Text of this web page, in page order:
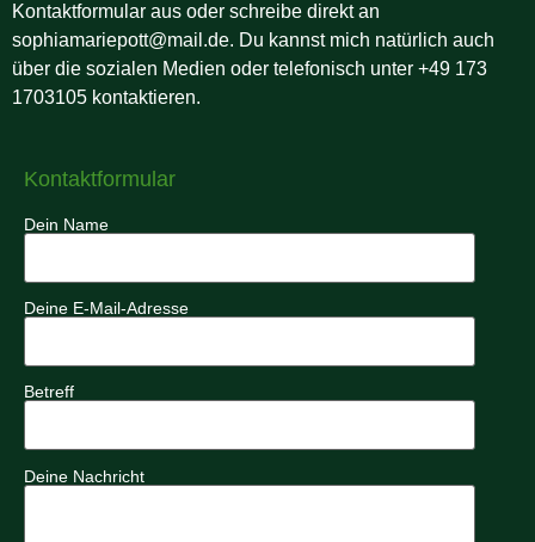
Kontaktformular aus oder schreibe direkt an
sophiamariepott@mail.de. Du kannst mich natürlich auch
über die sozialen Medien oder telefonisch unter +49 173
1703105 kontaktieren.
Kontaktformular
Dein Name
Deine E-Mail-Adresse
Betreff
Deine Nachricht